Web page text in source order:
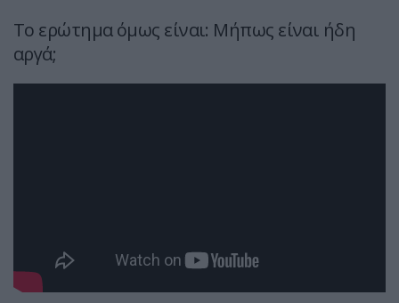
Το ερώτημα όμως είναι: Μήπως είναι ήδη
αργά;